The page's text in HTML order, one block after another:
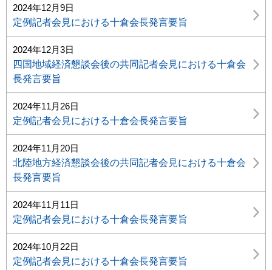
2024年12月9日
定例記者会見における十倉会長発言要旨
2024年12月3日
四国地域経済懇談会後の共同記者会見における十倉会
長発言要旨
2024年11月26日
定例記者会見における十倉会長発言要旨
2024年11月20日
北陸地方経済懇談会後の共同記者会見における十倉会
長発言要旨
2024年11月11日
定例記者会見における十倉会長発言要旨
2024年10月22日
定例記者会見における十倉会長発言要旨